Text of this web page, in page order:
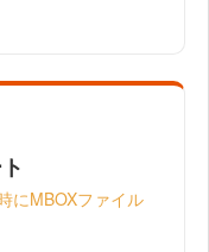
にMBOXファイル